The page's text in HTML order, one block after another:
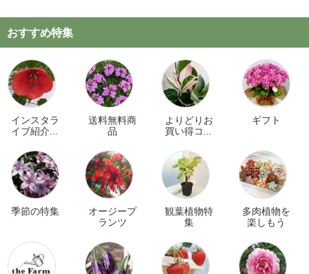
おすすめ特集
インスタラ
イブ紹介商
送料無料商
品
よりどりお
買い得コー
ギフト
季節の特集
オージープ
ランツ
観葉植物特
集
多肉植物を
楽しもう